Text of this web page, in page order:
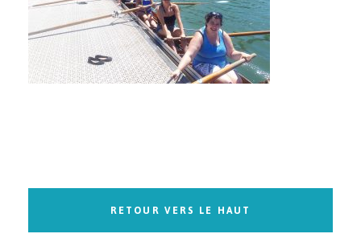
RETOUR VERS LE HAUT